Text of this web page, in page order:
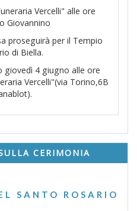
Vercelli" alle ore
Giovannino
proseguirà per il Tempio
di Biella.
giovedì 4 giugno alle ore
Vercelli"(via Torino,6B
CERIMONIA
SANTO ROSARIO